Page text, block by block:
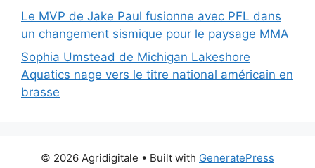
Le MVP de Jake Paul fusionne avec PFL dans
un changement sismique pour le paysage MMA
Sophia Umstead de Michigan Lakeshore
Aquatics nage vers le titre national américain en
brasse
© 2026 Agridigitale • Built with GeneratePress